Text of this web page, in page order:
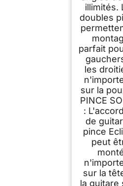
illimités.
doubles
parfait
les
sur la
PINCE
:
de
pince
peut
sur la
la guitare